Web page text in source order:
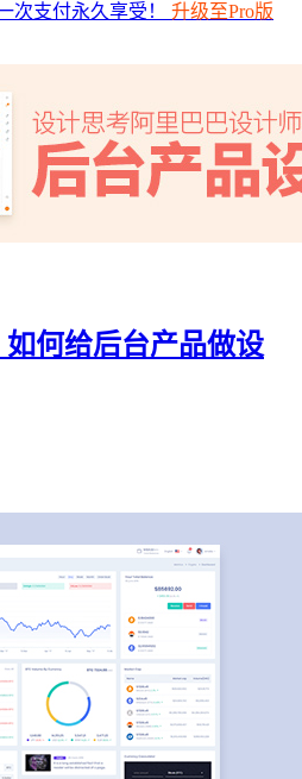
次支付永久享受！ 升级至Pro版
何给后台产品做设